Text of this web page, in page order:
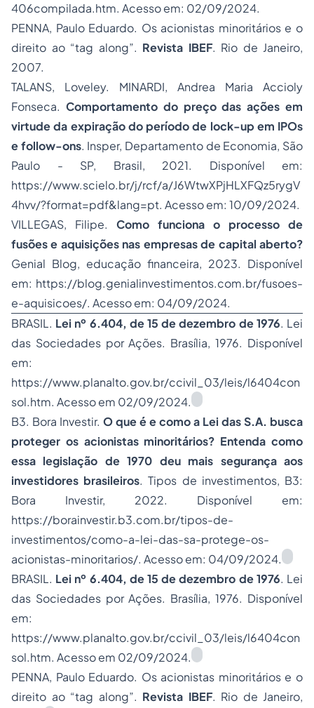
406compilada.htm. Acesso em: 02/09/2024.
PENNA, Paulo Eduardo. Os acionistas minoritários e o
direito ao “tag along”. Revista IBEF. Rio de Janeiro,
2007.
TALANS, Loveley. MINARDI, Andrea Maria Accioly
Fonseca. Comportamento do preço das ações em
virtude da expiração do período de lock-up em IPOs
efollow-ons. Insper, Departamento de Economia, São
Paulo - SP, Brasil, 2021. Disponível em:
https://www.scielo.br/j/rcf/a/J6WtwXPjHLXFQz5rygV
4hvv/?format=pdf&lang=pt. Acesso em: 10/09/2024.
VILLEGAS, Filipe. Como funciona o processo de
fusões e aquisições nas empresas de capital aberto?
Genial Blog, educação financeira, 2023. Disponível
em: https://blog.genialinvestimentos.com.br/fusoes-
e-aquisicoes/. Acesso em: 04/09/2024.
BRASIL. Lei nº 6.404, de 15 de dezembro de 1976. Lei
das Sociedades por Ações. Brasília, 1976. Disponível
em:
https://www.planalto.gov.br/ccivil_03/leis/l6404con
sol.htm. Acesso em 02/09/2024.
B3. Bora Investir. O que é e como a Lei das S.A. busca
proteger os acionistas minoritários? Entenda como
essa legislação de 1970 deu mais segurança aos
investidores brasileiros. Tipos de investimentos, B3:
Bora Investir, 2022. Disponível em:
https://borainvestir.b3.com.br/tipos-de-
investimentos/como-a-lei-das-sa-protege-os-
acionistas-minoritarios/. Acesso em: 04/09/2024.
BRASIL. Lei nº 6.404, de 15 de dezembro de 1976. Lei
das Sociedades por Ações. Brasília, 1976. Disponível
em:
https://www.planalto.gov.br/ccivil_03/leis/l6404con
sol.htm. Acesso em 02/09/2024.
PENNA, Paulo Eduardo. Os acionistas minoritários e o
direito ao “tag along”. Revista IBEF. Rio de Janeiro,